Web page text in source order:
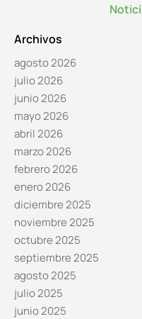
Archivos
agosto 2026
julio 2026
junio 2026
mayo 2026
abril 2026
marzo 2026
febrero 2026
enero 2026
diciembre 2025
noviembre 2025
octubre 2025
septiembre 2025
agosto 2025
julio 2025
junio 2025